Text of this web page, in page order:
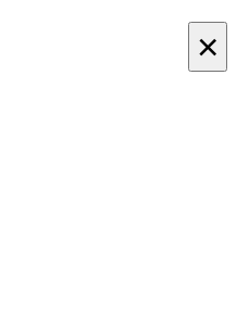
×